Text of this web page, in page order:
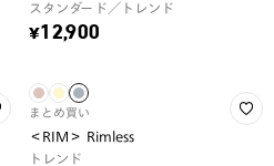
スタンダード／トレンド
¥12,900
まとめ買い
＜RIM＞ Rimless
トレンド